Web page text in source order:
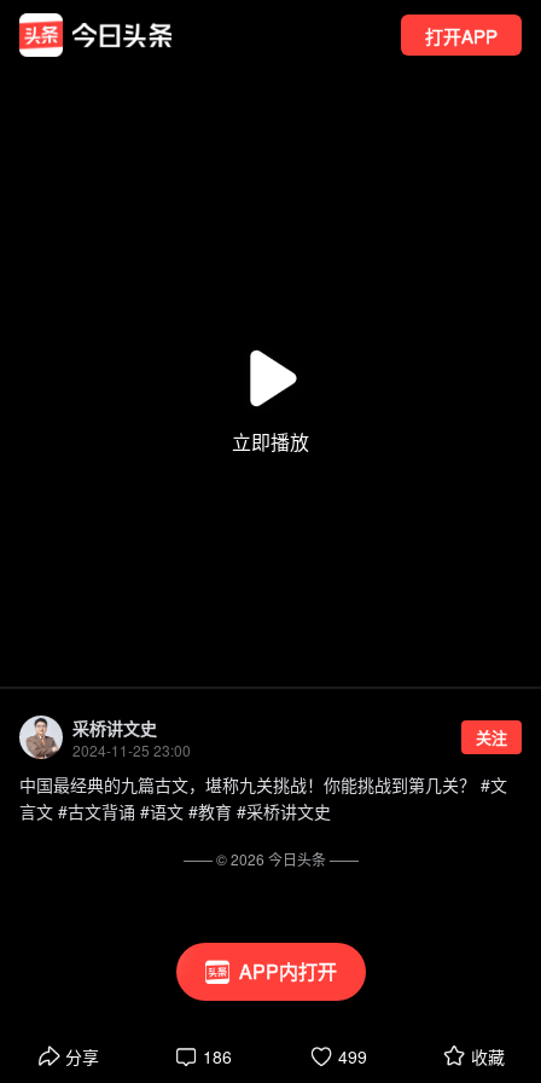
打开APP
APP内打开
采桥讲文史
2024-11-25 23:00
关注
中国最经典的九篇古文，堪称九关挑战！你能挑战到第几关？ #文
言文 #古文背诵 #语文 #教育 #采桥讲文史
分享 186 499 收藏
—— ©2026 今日头条——